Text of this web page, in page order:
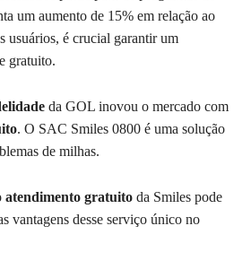
um aumento de 15% em relação ao
usuários, é crucial garantir um
e gratuito.
da GOL inovou o mercado com
. O SAC Smiles 0800 é uma solução
de milhas.
atendimento gratuito da Smiles pode
vantagens desse serviço único no